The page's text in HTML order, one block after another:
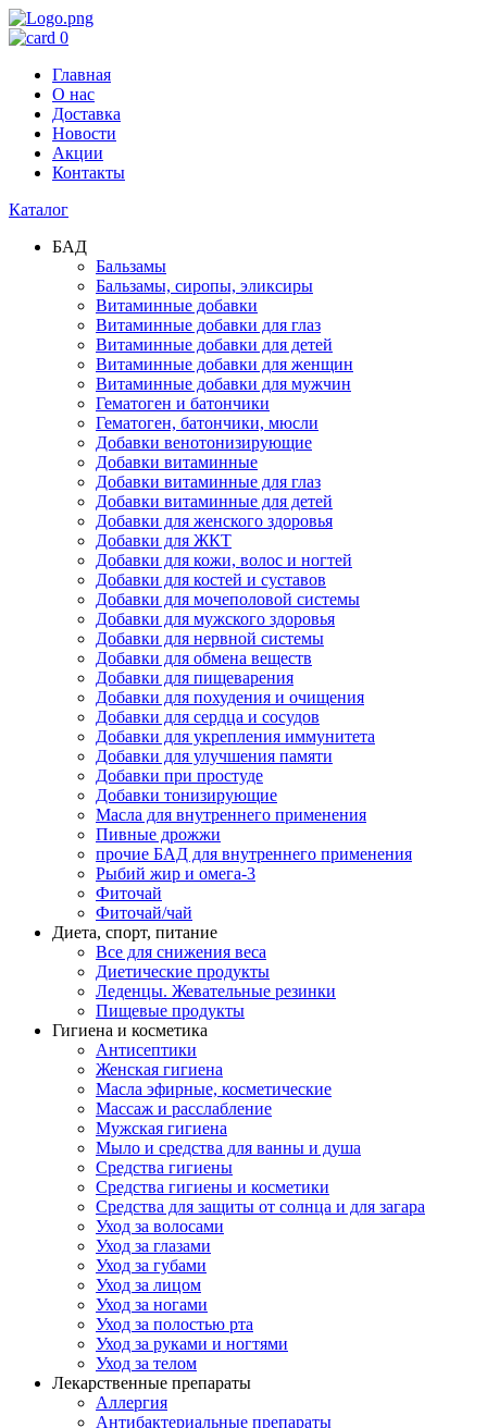
0
Главная
О нас
Доставка
Новости
Акции
Контакты
Каталог
БАД
Бальзамы
Бальзамы, сиропы, эликсиры
Витаминные добавки
Витаминные добавки для глаз
Витаминные добавки для детей
Витаминные добавки для женщин
Витаминные добавки для мужчин
Гематоген и батончики
Гематоген, батончики, мюсли
Добавки венотонизирующие
Добавки витаминные
Добавки витаминные для глаз
Добавки витаминные для детей
Добавки для женского здоровья
Добавки для ЖКТ
Добавки для кожи, волос и ногтей
Добавки для костей и суставов
Добавки для мочеполовой системы
Добавки для мужского здоровья
Добавки для нервной системы
Добавки для обмена веществ
Добавки для пищеварения
Добавки для похудения и очищения
Добавки для сердца и сосудов
Добавки для укрепления иммунитета
Добавки для улучшения памяти
Добавки при простуде
Добавки тонизирующие
Масла для внутреннего применения
Пивные дрожжи
прочие БАД для внутреннего применения
Рыбий жир и омега-3
Фиточай
Фиточай/чай
Диета, спорт, питание
Все для снижения веса
Диетические продукты
Леденцы. Жевательные резинки
Пищевые продукты
Гигиена и косметика
Антисептики
Женская гигиена
Масла эфирные, косметические
Массаж и расслабление
Мужская гигиена
Мыло и средства для ванны и душа
Средства гигиены
Средства гигиены и косметики
Средства для защиты от солнца и для загара
Уход за волосами
Уход за глазами
Уход за губами
Уход за лицом
Уход за ногами
Уход за полостью рта
Уход за руками и ногтями
Уход за телом
Лекарственные препараты
Аллергия
Антибактериальные препараты